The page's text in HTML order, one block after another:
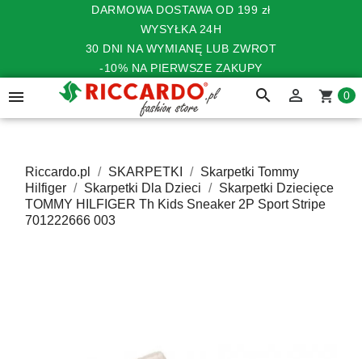
DARMOWA DOSTAWA OD 199 zł
WYSYŁKA 24H
30 DNI NA WYMIANĘ LUB ZWROT
-10% NA PIERWSZE ZAKUPY
 search  shopping_cart 0
Riccardo.pl SKARPETKI
Skarpetki Tommy
Hilfiger
Skarpetki Dla Dzieci
Skarpetki Dziecięce
TOMMY HILFIGER Th Kids Sneaker 2P Sport Stripe
701222666 003